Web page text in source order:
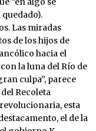
Las miradas
de los hijos de
hacia el
la luna del Río de
culpa”, parece
Recoleta
esta
el de la